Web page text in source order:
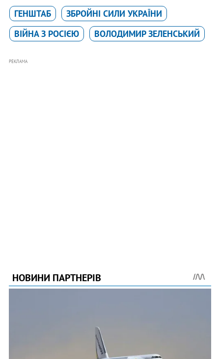
ГЕНШТАБ
ЗБРОЙНІ СИЛИ УКРАЇНИ
ВІЙНА З РОСІЄЮ
ВОЛОДИМИР ЗЕЛЕНСЬКИЙ
РЕКЛАМА